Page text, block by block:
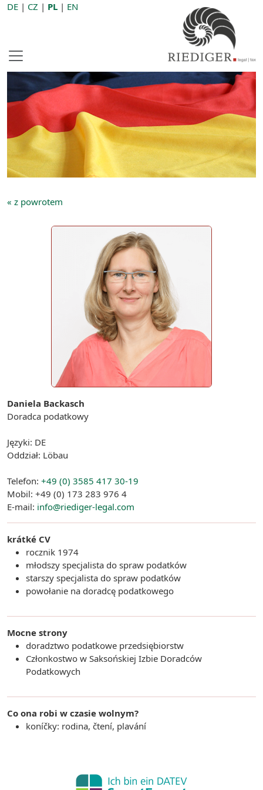
DE | CZ | PL | EN
« z powrotem
Daniela Backasch
Doradca podatkowy
Języki: DE
Oddział: Löbau
Telefon: +49 (0) 3585 417 30-19
Mobil: +49 (0) 173 283 976 4
E-mail: info@riediger-legal.com
krátké CV
rocznik 1974
młodszy specjalista do spraw podatków
starszy specjalista do spraw podatków
powołanie na doradcę podatkowego
Mocne strony
doradztwo podatkowe przedsiębiorstw
Członkostwo w Saksońskiej Izbie Doradców
Podatkowych
Co ona robi w czasie wolnym?
koníčky: rodina, čtení, plavání